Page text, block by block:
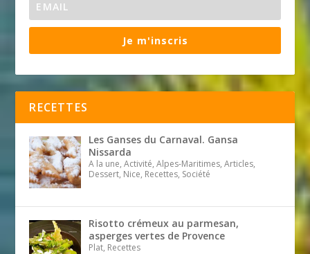
Je m'inscris
RECETTES
Les Ganses du Carnaval. Gansa
Nissarda
A la une, Activité, Alpes-Maritimes, Articles,
Dessert, Nice, Recettes, Société
Risotto crémeux au parmesan,
asperges vertes de Provence
Plat, Recettes